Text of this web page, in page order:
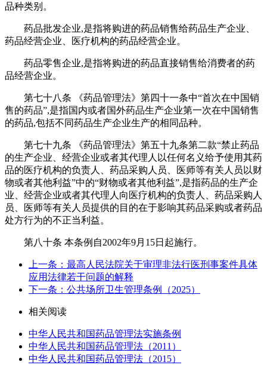
品种类别。
药品批发企业,是指将购进的药品销售给药品生产企业、
药品经营企业、医疗机构的药品经营企业。
药品零售企业,是指将购进的药品直接销售给消费者的药
品经营企业。
第七十八条 《药品管理法》第四十一条中“首次在中国销
售的药品”,是指国内或者国外药品生产企业第一次在中国销售
的药品,包括不同药品生产企业生产的相同品种。
第七十九条 《药品管理法》第五十九条第二款“禁止药品
的生产企业、经营企业或者其代理人以任何名义给予使用其药
品的医疗机构的负责人、药品采购人员、医师等有关人员以财
物或者其他利益”中的“财物或者其他利益”,是指药品的生产企
业、经营企业或者其代理人向医疗机构的负责人、药品采购人
员、医师等有关人员提供的目的在于影响其药品采购或者药品
处方行为的不正当利益。
第八十条 本条例自2002年9月15日起施行。
上一条：最高人民法院关于审理非法行医刑事案件具体
应用法律若干问题的解释
下一条：公共场所卫生管理条例（2025）
相关阅读
中华人民共和国药品管理法实施条例
中华人民共和国药品管理法（2011）
中华人民共和国药品管理法（2015）